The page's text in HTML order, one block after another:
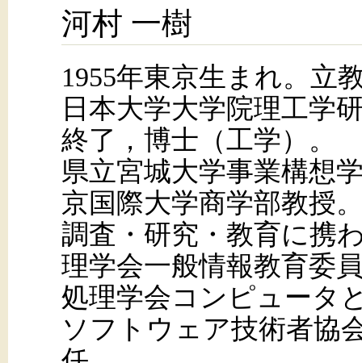
河村 一樹
1955年東京生まれ。立
日本大学大学院理工学
終了，博士（工学）。
県立宮城大学事業構想
京国際大学商学部教授
調査・研究・教育に携
理学会一般情報教育委
処理学会コンピュータ
ソフトウェア技術者協